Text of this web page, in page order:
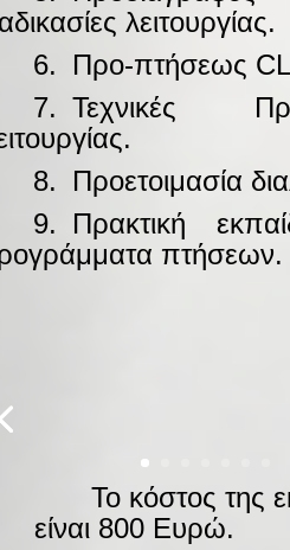
λειτουργίας.
6.
Προ-πτήσεως CL
7. Τεχνικές
8.
Προετοιμασία
9.
Πρακτική
πτήσεων.
Το κόστος της
είναι 800 Ευρώ.